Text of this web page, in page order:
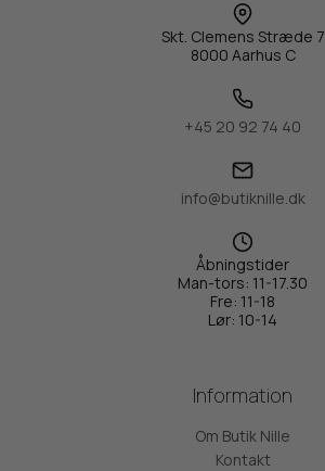
Skt. Clemens Stræde 7
8000 Aarhus C
+45 20 92 74 40
info@butiknille.dk
Åbningstider
Man-tors: 11-17.30
Fre: 11-18
Lør: 10-14
Information
Om Butik Nille
Kontakt